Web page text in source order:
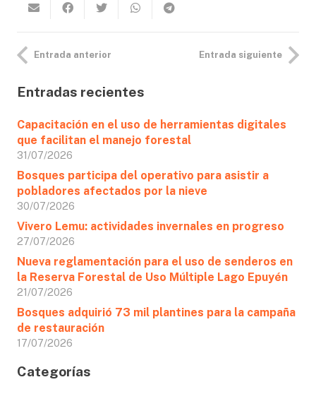
Entrada anterior Entrada siguiente
Entradas recientes
Capacitación en el uso de herramientas digitales
que facilitan el manejo forestal
31/07/2026
Bosques participa del operativo para asistir a
pobladores afectados por la nieve
30/07/2026
Vivero Lemu: actividades invernales en progreso
27/07/2026
Nueva reglamentación para el uso de senderos en
la Reserva Forestal de Uso Múltiple Lago Epuyén
21/07/2026
Bosques adquirió 73 mil plantines para la campaña
de restauración
17/07/2026
Categorías